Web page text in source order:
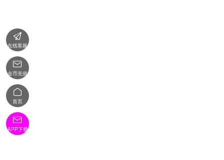

在线客服

金币充值

首页

APP下载